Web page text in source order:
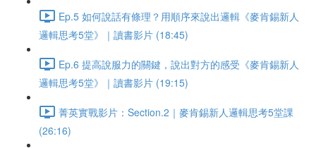
Ep.5 如何說話有條理？用順序來說出邏輯《麥肯錫新人
邏輯思考5堂》｜讀書影片 (18:45)
Ep.6 提高說服力的關鍵，說出對方的感受《麥肯錫新人
邏輯思考5堂》｜讀書影片 (19:15)
菁英實戰影片：Section.2｜麥肯錫新人邏輯思考5堂課
(26:16)